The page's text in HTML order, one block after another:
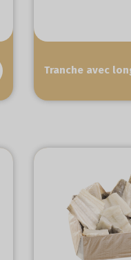
Tranche avec